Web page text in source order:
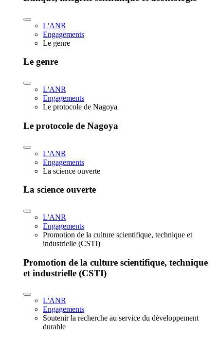
L'ANR
Engagements
Le genre
Le genre
L'ANR
Engagements
Le protocole de Nagoya
Le protocole de Nagoya
L'ANR
Engagements
La science ouverte
La science ouverte
L'ANR
Engagements
Promotion de la culture scientifique, technique et
industrielle (CSTI)
Promotion de la culture scientifique, technique
et industrielle (CSTI)
L'ANR
Engagements
Soutenir la recherche au service du développement
durable